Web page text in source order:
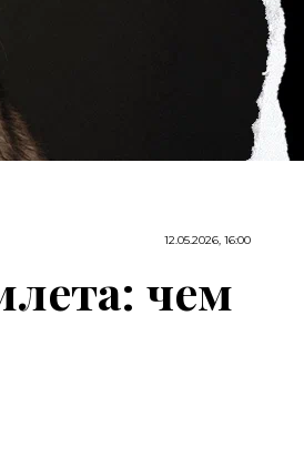
12.05.2026, 16:00
чем